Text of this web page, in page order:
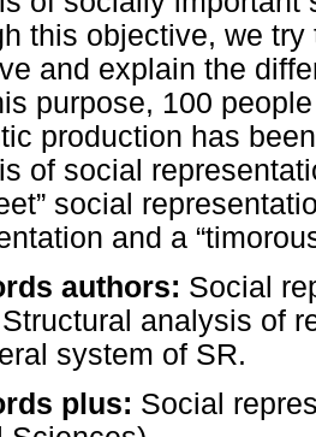
this objective, we
and explain the
purpose, 100
production has
of social
social
and a
authors: Social
analysis of
system of SR.
plus: Social